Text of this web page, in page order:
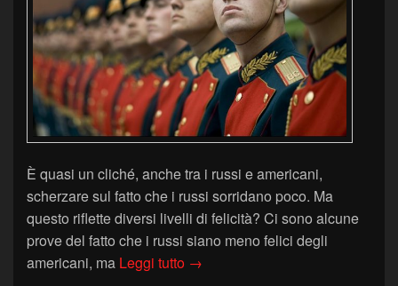
È quasi un cliché, anche tra i russi e americani,
scherzare sul fatto che i russi sorridano poco. Ma
questo riflette diversi livelli di felicità? Ci sono alcune
prove del fatto che i russi siano meno felici degli
americani, ma Leggi tutto Sorrisi “russi”? – David
→